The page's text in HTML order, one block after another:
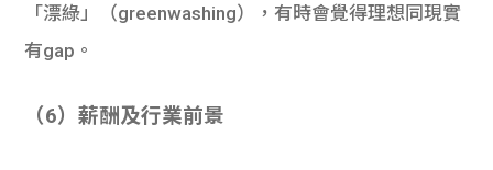
「漂綠」（greenwashing），有時會覺得理想同現實
有gap。
（6）薪酬及行業前景